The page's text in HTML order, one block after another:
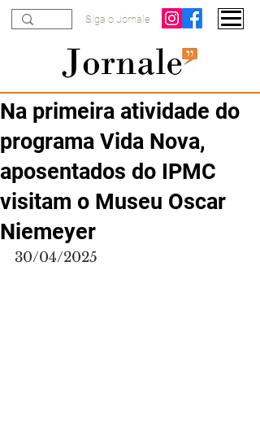
Siga o Jornale
Na primeira atividade do
programa Vida Nova,
aposentados do IPMC
visitam o Museu Oscar
Niemeyer
30/04/2025